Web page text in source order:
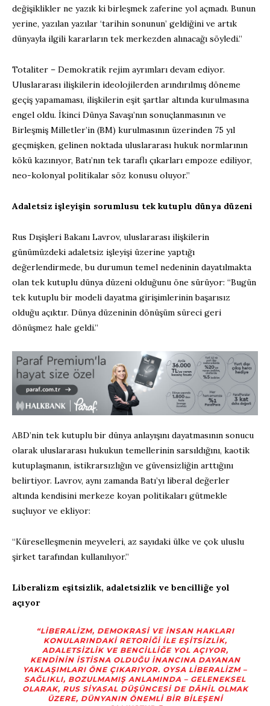
değişiklikler ne yazık ki birleşmek zaferine yol açmadı. Bunun
yerine, yazılan yazılar ‘tarihin sonunun’ geldiğini ve artık
dünyayla ilgili kararların tek merkezden alınacağı söyledi.”
Totaliter – Demokratik rejim ayrımları devam ediyor.
Uluslararası ilişkilerin ideolojilerden arındırılmış döneme
geçiş yapamaması, ilişkilerin eşit şartlar altında kurulmasına
engel oldu. İkinci Dünya Savaşı’nın sonuçlanmasının ve
Birleşmiş Milletler’in (BM) kurulmasının üzerinden 75 yıl
geçmişken, gelinen noktada uluslararası hukuk normlarının
kökü kazınıyor, Batı’nın tek taraflı çıkarları empoze ediliyor,
neo-kolonyal politikalar söz konusu oluyor.”
Adaletsiz işleyişin sorumlusu tek kutuplu dünya düzeni
Rus Dışişleri Bakanı Lavrov, uluslararası ilişkilerin
günümüzdeki adaletsiz işleyişi üzerine yaptığı
değerlendirmede, bu durumun temel nedeninin dayatılmakta
olan tek kutuplu dünya düzeni olduğunu öne sürüyor: “Bugün
tek kutuplu bir modeli dayatma girişimlerinin başarısız
olduğu açıktır. Dünya düzeninin dönüşüm süreci geri
dönüşmez hale geldi.”
ABD’nin tek kutuplu bir dünya anlayışını dayatmasının sonucu
olarak uluslararası hukukun temellerinin sarsıldığını, kaotik
kutuplaşmanın, istikrarsızlığın ve güvensizliğin arttığını
belirtiyor. Lavrov, aynı zamanda Batı’yı liberal değerler
altında kendisini merkeze koyan politikaları gütmekle
suçluyor ve ekliyor:
“Küreselleşmenin meyveleri, az sayıdaki ülke ve çok uluslu
şirket tarafından kullanılıyor.”
Liberalizm eşitsizlik, adaletsizlik ve bencilliğe yol
açıyor
“LIBERALIZM, DEMOKRASI VE INSAN HAKLARI
KONULARINDAKI RETORIĞI ILE EŞITSIZLIK,
ADALETSIZLIK VE BENCILLIĞE YOL AÇIYOR,
KENDININ ISTISNA OLDUĞU INANCINA DAYANAN
YAKLAŞIMLARI ÖNE ÇIKARIYOR. OYSA LIBERALIZM –
SAĞLIKLI, BOZULMAMIŞ ANLAMINDA – GELENEKSEL
OLARAK, RUS SIYASAL DÜŞÜNCESI DE DÂHIL OLMAK
ÜZERE, DÜNYANIN ÖNEMLI BIR BILEŞENI